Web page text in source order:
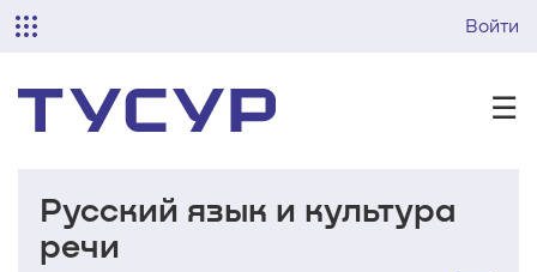
Войти
☰
Русский язык и культура
речи